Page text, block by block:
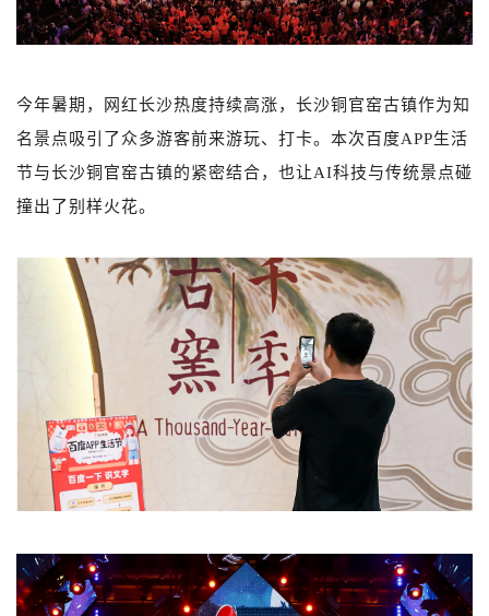
今年暑期，网红长沙热度持续高涨，长沙铜官窑古镇作为知
名景点吸引了众多游客前来游玩、打卡。本次百度APP生活
节与长沙铜官窑古镇的紧密结合，也让AI科技与传统景点碰
撞出了别样火花。